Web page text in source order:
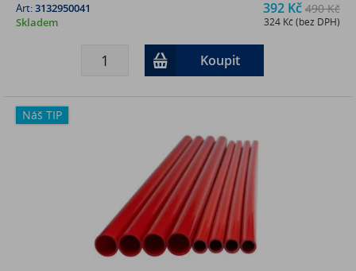
392 Kč 490 Kč
324 Kč (bez DPH)
Art:3132950041
Skladem
Koupit
Náš TIP